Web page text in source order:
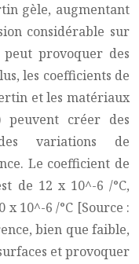
gèle, augmentant
considérable sur
peut provoquer des
les coefficients de
et les matériaux
peuvent créer des
variations de
Le coefficient de
de 12 x 10^-6 /°C,
10^-6 /°C [Source :
bien que faible,
et provoquer